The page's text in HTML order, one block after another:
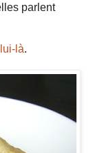
parlent
là.